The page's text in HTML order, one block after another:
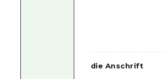
die Anschrift